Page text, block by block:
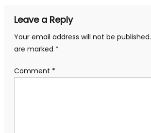
Leave a Reply
Your email address will not be published.
are marked *
Comment *